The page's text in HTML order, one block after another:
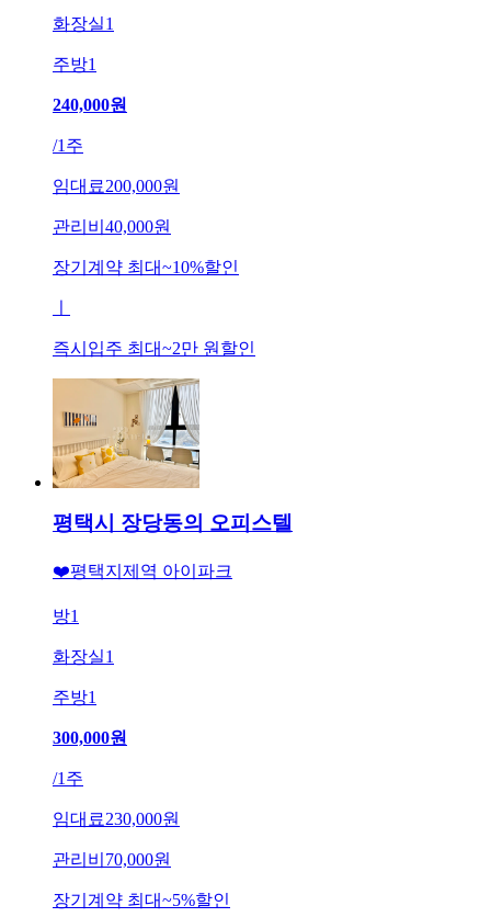
화장실1
주방1
240,000원
/1주
임대료200,000원
관리비 40,000원
장기계약 최대~10%할인
즉시입주 최대~2만 원 할인
평택시 장당동의 오피스텔
❤️평택지제역 아이파크
방1
화장실1
주방1
300,000원
/1주
임대료230,000원
관리비 70,000원
장기계약 최대~5%할인